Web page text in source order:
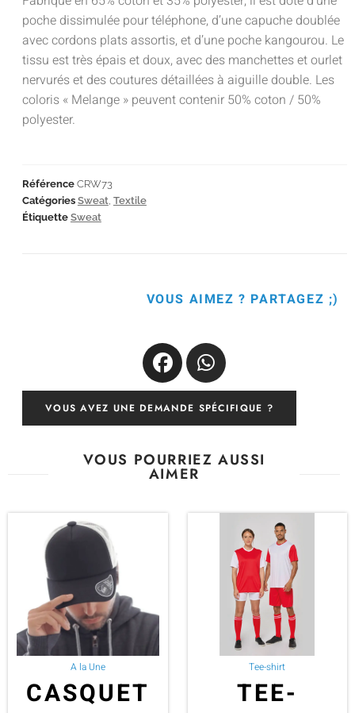
poche dissimulée pour téléphone, d’une capuche doublée
avec cordons plats assortis, et d’une poche kangourou. Le
tissu est très épais et doux, avec des manchettes et ourlet
nervurés et des coutures détaillées à aiguille double. Les
coloris « Melange » peuvent contenir 50% coton / 50%
polyester.
Référence CRW73
Catégories Sweat, Textile
Étiquette Sweat
VOUS AIMEZ ? PARTAGEZ ;)
VOUS AVEZ UNE DEMANDE SPÉCIFIQUE ?
VOUS POURRIEZ AUSSI
AIMER
A la Une
CASQUET
Tee-shirt
TEE-